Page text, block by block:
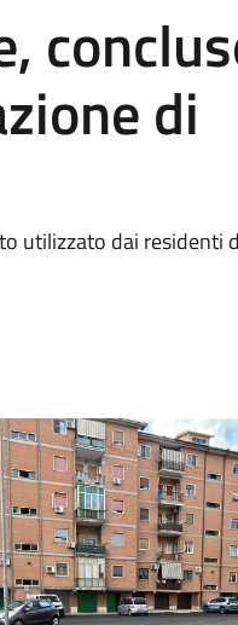
di
utilizzato dai residenti